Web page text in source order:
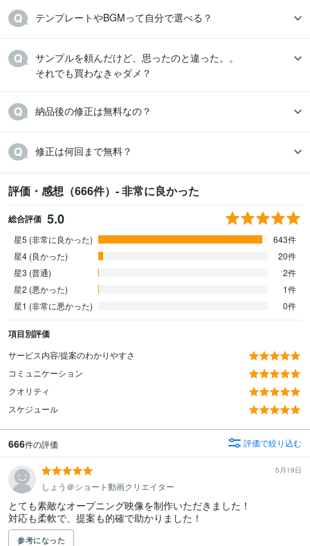
テンプレートやBGMって自分で選べる？
サンプルを頼んだけど、思ったのと違った。。
それでも買わなきゃダメ？
納品後の修正は無料なの？
修正は何回まで無料？
評価・感想（666件）- 非常に良かった
総合評価 5.0
星5 (非常に良かった)
643件
星4 (良かった)
20件
星3 (普通)
2件
星2 (悪かった)
1件
星1 (非常に悪かった)
0件
項目別評価
サービス内容/提案のわかりやすさ
コミュニケーション
クオリティ
スケジュール
666件の評価 評価で絞り込む
5月19日
しょう＠ショート動画クリエイター
とても素敵なオープニング映像を制作いただきました！
対応も柔軟で、提案も的確で助かりました！
参考になった